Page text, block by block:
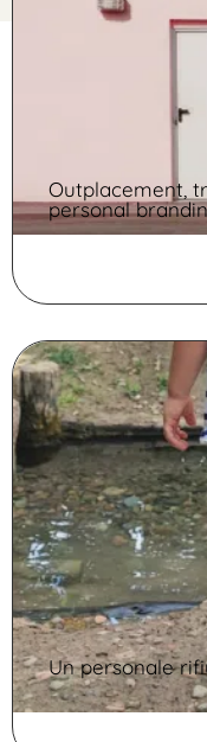
Outplacement,
personal
Un personale